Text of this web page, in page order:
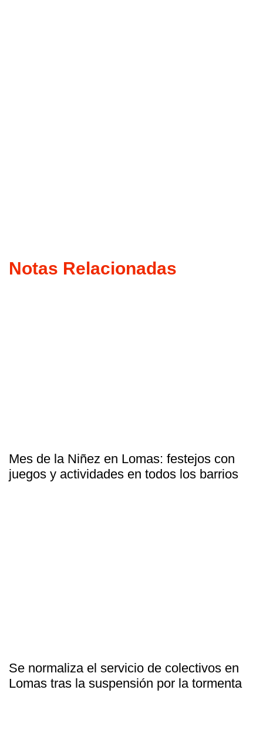
Notas Relacionadas
Mes de la Niñez en Lomas: festejos con
juegos y actividades en todos los barrios
Se normaliza el servicio de colectivos en
Lomas tras la suspensión por la tormenta